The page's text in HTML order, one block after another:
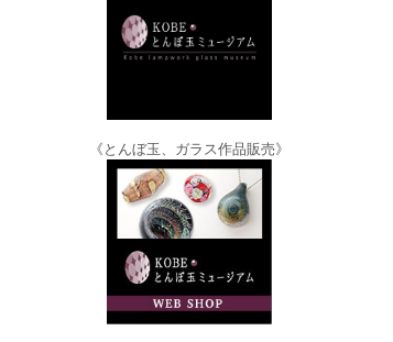
《とんぼ玉、ガラス作品販売》